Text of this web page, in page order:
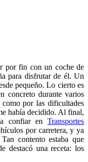
por fin con un coche de
para disfrutar de él. Un
pequeño. Lo cierto es
concreto durante varios
por las dificultades
había decidido. Al final,
confiar en Transportes
por carretera, y ya
contento estaba que
destacó una receta: los